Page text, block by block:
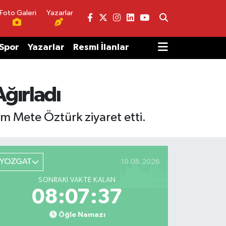
Foto Galeri Yazarlar
Yazarlar Resmi İlanlar
Mete Öztürk ziyaret etti.
YOZGAT 10.08.2026
SONRAKI VAKTE KALAN
08:07:37
Öğle Namazı